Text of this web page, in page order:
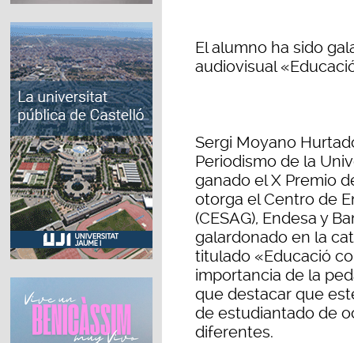
El alumno ha sido
audiovisual
Sergi Moyano
Periodismo de la
ganado el X Premio
otorga el Centro de
(CESAG), Endesa y
galardonado en la
titulado «Educació
importancia de la
que destacar que
de estudiantado de
diferentes.